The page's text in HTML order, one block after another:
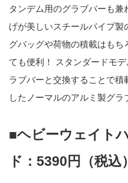
タンデム用のグラブバーも
げが美しいスチールパイプ
グバッグや荷物の積載はもち
ても便利！ スタンダードモ
ラブバーと交換することで
したノーマルのアルミ製グラ
■ヘビーウェイト
ド：5390円（税込）